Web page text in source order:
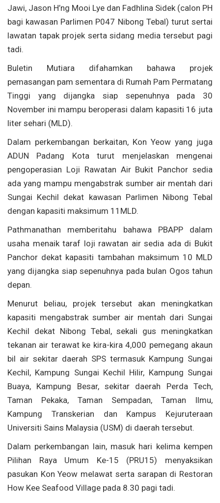
Jawi, Jason H’ng Mooi Lye dan Fadhlina Sidek (calon PH
bagi kawasan Parlimen P047 Nibong Tebal) turut sertai
lawatan tapak projek serta sidang media tersebut pagi
tadi.
Buletin Mutiara difahamkan bahawa projek
pemasangan pam sementara di Rumah Pam Permatang
Tinggi yang dijangka siap sepenuhnya pada 30
November ini mampu beroperasi dalam kapasiti 16 juta
liter sehari (MLD).
Dalam perkembangan berkaitan, Kon Yeow yang juga
ADUN Padang Kota turut menjelaskan mengenai
pengoperasian Loji Rawatan Air Bukit Panchor sedia
ada yang mampu mengabstrak sumber air mentah dari
Sungai Kechil dekat kawasan Parlimen Nibong Tebal
dengan kapasiti maksimum 11MLD.
Pathmanathan memberitahu bahawa PBAPP dalam
usaha menaik taraf loji rawatan air sedia ada di Bukit
Panchor dekat kapasiti tambahan maksimum 10 MLD
yang dijangka siap sepenuhnya pada bulan Ogos tahun
depan.
Menurut beliau, projek tersebut akan meningkatkan
kapasiti mengabstrak sumber air mentah dari Sungai
Kechil dekat Nibong Tebal, sekali gus meningkatkan
tekanan air terawat ke kira-kira 4,000 pemegang akaun
bil air sekitar daerah SPS termasuk Kampung Sungai
Kechil, Kampung Sungai Kechil Hilir, Kampung Sungai
Buaya, Kampung Besar, sekitar daerah Perda Tech,
Taman Pekaka, Taman Sempadan, Taman Ilmu,
Kampung Transkerian dan Kampus Kejuruteraan
Universiti Sains Malaysia (USM) di daerah tersebut.
Dalam perkembangan lain, masuk hari kelima kempen
Pilihan Raya Umum Ke-15 (PRU15) menyaksikan
pasukan Kon Yeow melawat serta sarapan di Restoran
How Kee Seafood Village pada 8.30 pagi tadi.